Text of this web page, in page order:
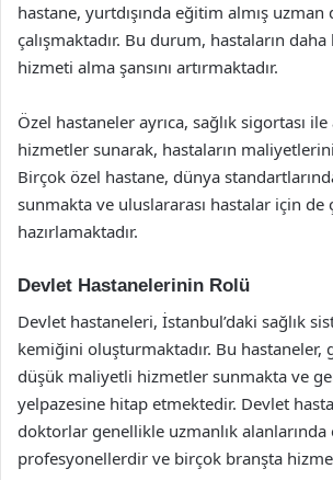
hastane, yurtdışında eğitim almış
çalışmaktadır. Bu durum, hastaların
hizmeti alma şansını artırmaktadır.
Özel hastaneler ayrıca, sağlık sigortası ile
hizmetler sunarak, hastaların
Birçok özel hastane, dünya
sunmakta ve uluslararası hastalar için de
hazırlamaktadır.
Devlet Hastanelerinin Rolü
Devlet hastaneleri, İstanbul’daki sağlık
kemiğini oluşturmaktadır. Bu hastaneler,
düşük maliyetli hizmetler sunmakta ve
yelpazesine hitap etmektedir. Devlet
doktorlar genellikle uzmanlık alanlarında
profesyonellerdir ve birçok branşta